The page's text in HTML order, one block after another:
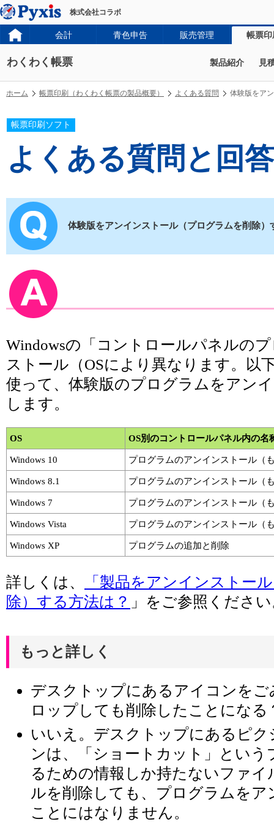
株式会社コラボ
会計 青色申告 販売管理 帳票印
わくわく帳票 製品紹介 見
ホーム 帳票印刷（わくわく帳票の製品概要） よくある質問 体験版をア
帳票印刷ソフト
よくある質問と回答
体験版をアンインストール（プログラムを削除）
Windowsの「コントロールパネルの
ストール（OSにより異なります。以
使って、体験版のプログラムをアン
します。
OS OS別のコントロールパネル内の名
Windows 10 プログラムのアンインストール（
Windows 8.1 プログラムのアンインストール（
Windows 7 プログラムのアンインストール（
Windows Vista プログラムのアンインストール（
Windows XP プログラムの追加と削除
詳しくは、
「製品をアンインストー
除）する方法は？ 」をご参照くださ
もっと詳しく
デスクトップにあるアイコンを
ロップしても削除したことになる
いいえ。デスクトップにあるピ
ンは、「ショートカット」という
るための情報しか持たないファ
ルを削除しても、プログラムを
ことにはなりません。